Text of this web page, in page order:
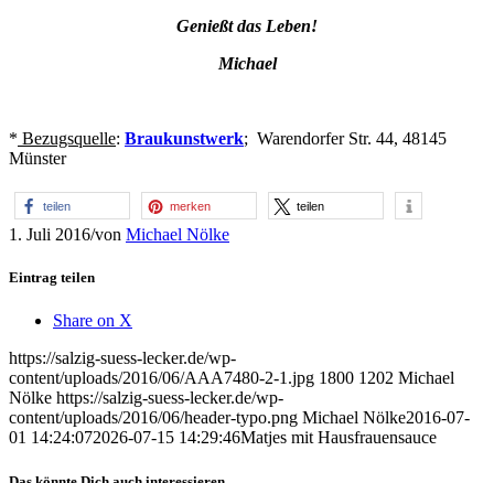
Genießt das Leben!
Michael
* Bezugsquelle: Braukunstwerk; Warendorfer Str. 44, 48145
Münster
teilen merken teilen
1. Juli 2016/von Michael Nölke
Eintrag teilen
Share on X
https://salzig-suess-lecker.de/wp-
content/uploads/2016/06/AAA7480-2-1.jpg 1800 1202 Michael
Nölke https://salzig-suess-lecker.de/wp-
content/uploads/2016/06/header-typo.png Michael Nölke2016-07-
01 14:24:072026-07-15 14:29:46Matjes mit Hausfrauensauce